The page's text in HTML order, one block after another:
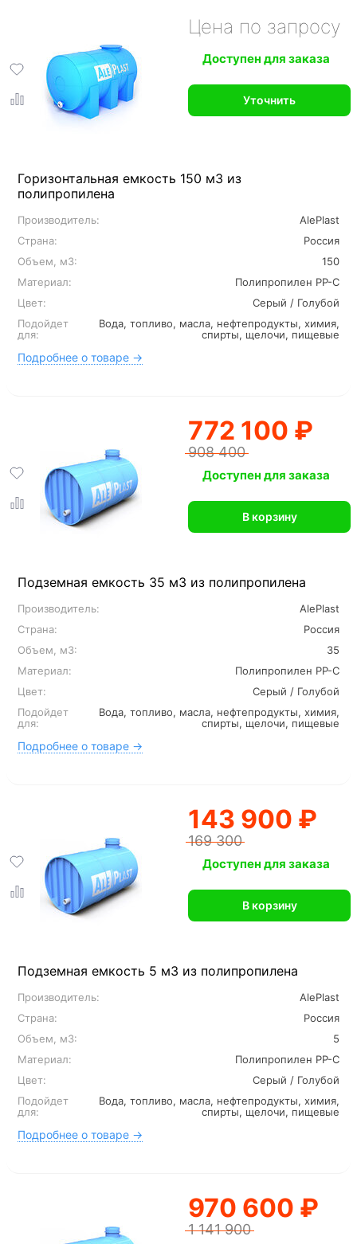
Горизонтальная емкость 150 м3 из
полипропилена
Производитель:
AlePlast
Страна:
Россия
Объем, м3:
150
Материал:
Полипропилен PP-C
Цвет:
Серый / Голубой
Подойдет
для:
Вода, топливо, масла, нефтепродукты, химия,
спирты, щелочи, пищевые
Подробнее о товаре →
Цена по запросу
Доступен для заказа
Уточнить
Подземная емкость 35 м3 из полипропилена
Производитель:
AlePlast
Страна:
Россия
Объем, м3:
35
Материал:
Полипропилен PP-C
Цвет:
Серый / Голубой
Подойдет
для:
Вода, топливо, масла, нефтепродукты, химия,
спирты, щелочи, пищевые
Подробнее о товаре →
772 100 ₽
908 400
Доступен для заказа
В корзину
Подземная емкость 5 м3 из полипропилена
Производитель:
AlePlast
Страна:
Россия
Объем, м3:
5
Материал:
Полипропилен PP-C
Цвет:
Серый / Голубой
Подойдет
для:
Вода, топливо, масла, нефтепродукты, химия,
спирты, щелочи, пищевые
Подробнее о товаре →
143 900 ₽
169 300
Доступен для заказа
В корзину
970 600 ₽
1 141 900